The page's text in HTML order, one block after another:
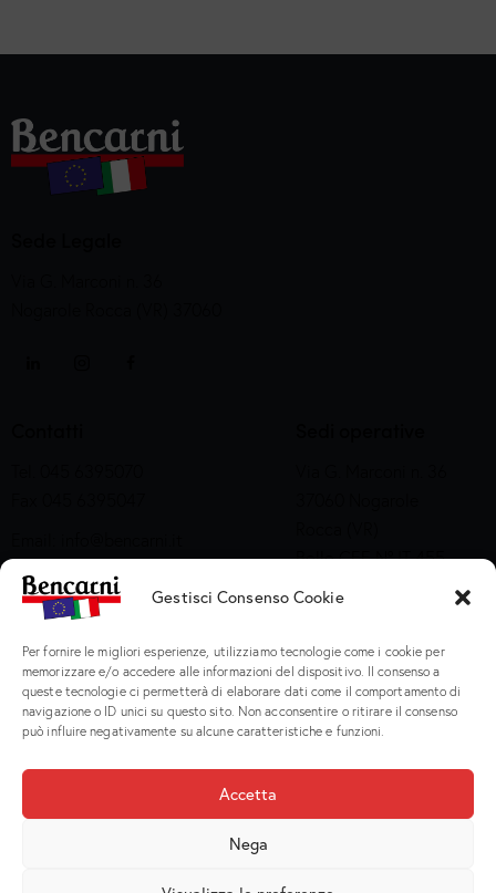
Gestisci Consenso Cookie
Per fornire le migliori esperienze, utilizziamo tecnologie come i cookie per
memorizzare e/o accedere alle informazioni del dispositivo. Il consenso a
queste tecnologie ci permetterà di elaborare dati come il comportamento di
navigazione o ID unici su questo sito. Non acconsentire o ritirare il consenso
può influire negativamente su alcune caratteristiche e funzioni.
Accetta
Nega
SDI: T04ZHR3
Company Profile
Bollo CEE N° IT 455
M CE
37060 Nogarole
Rocca (VR)
Bollo CEE S2X49
Prodotti
Macinati